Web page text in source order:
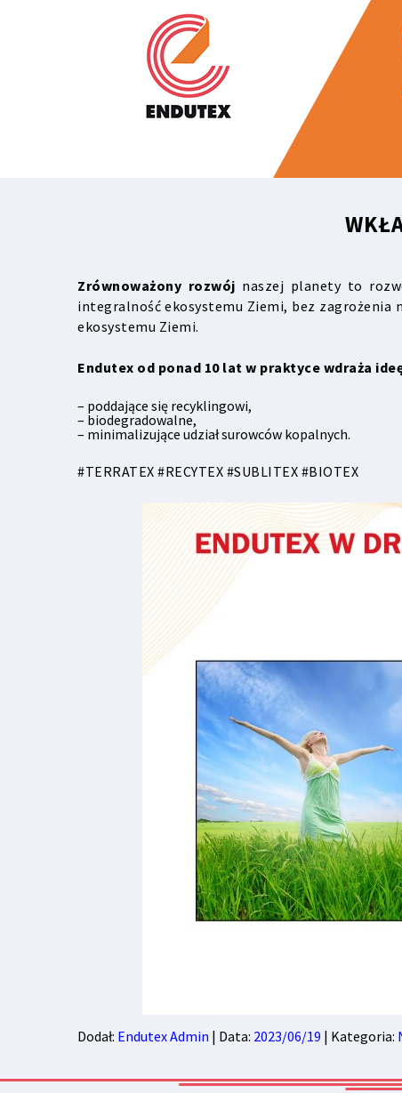
Zrównoważony rozwój naszej planety to
integralność ekosystemu Ziemi, bez zagrożenia
ekosystemu Ziemi.
Endutex od ponad 10 lat w praktyce wdraża
– poddające się recyklingowi,
– biodegradowalne,
– minimalizujące udział surowców kopalnych.
#TERRATEX #RECYTEX #SUBLITEX #BIOTEX
Dodał: Endutex Admin | Data: 2023/06/19 | Kategoria: